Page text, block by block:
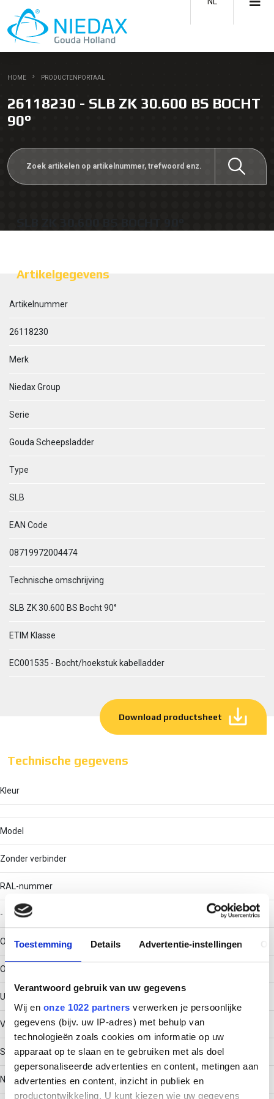
Toestemming Details Advertentie-instellingen
Verantwoord gebruik van uw gegevens
Wij en onze 1022 partners verwerken je persoonlijke
gegevens (bijv. uw IP-adres) met behulp van
technologieën zoals cookies om informatie op uw
apparaat op te slaan en te gebruiken met als doel
gepersonaliseerde advertenties en content, metingen aan
advertenties en content, inzicht in publiek en
productontwikkeling. U kunt kiezen wie uw gegevens
HOME PRODUCTENPORTAAL
26118230 - SLB ZK 30.600 BS BOCHT
90°
Artikelgegevens
Artikelnummer
26118230
Merk
Niedax Group
Serie
Gouda Scheepsladder
Type
SLB
EAN Code
08719972004474
Technische omschrijving
SLB ZK 30.600 BS Bocht 90°
ETIM Klasse
EC001535 - Bocht/hoekstuk kabelladder
Download productsheet
Technische gegevens
Kleur
Model
Zonder verbinder
RAL-nummer
-
Oppervlaktebescherming
Overig
Uitvoeringsvorm sport
Vlak profiel (strip)
Scharnierend
Nee